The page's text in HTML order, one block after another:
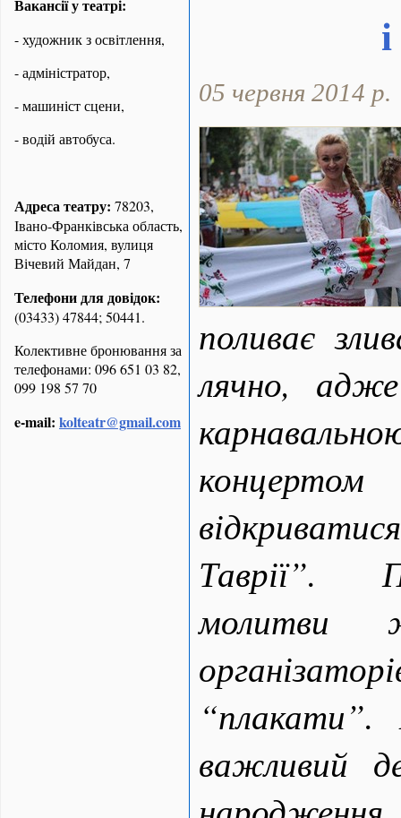
Вакансії у театрі:
- художник з освітлення,
- адміністратор,
- машиніст сцени,
- водій автобуса.
Адреса театру: 78203,
Івано-Франківська область,
місто Коломия, вулиця
Вічевий Майдан, 7
Телефони для довідок:
(03433) 47844; 50441.
Колективне бронювання за
телефонами: 096 651 03 82,
099 198 57 70
e-mail: kolteatr@gmail.com
05 червня 2014 р.
поливає
лячно,
Таврії”.
молитви
важливий